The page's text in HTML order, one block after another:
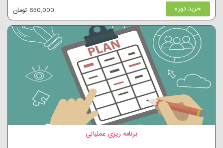
خرید دوره 650,000 تومان
برنامه ریزی عملیاتی